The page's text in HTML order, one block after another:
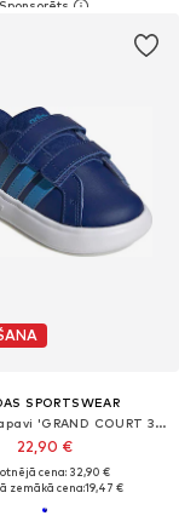
SPORTSWEAR
Brīvā laika apavi 'GRAND COURT 3.0'
22,90 €
cena: 32,90 €
zemākā cena:19,47 €